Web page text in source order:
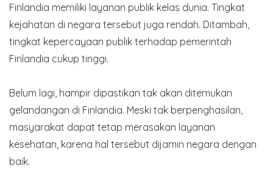
Finlandia memiliki layanan publik kelas dunia. Tingkat
kejahatan di negara tersebut juga rendah. Ditambah,
tingkat kepercayaan publik terhadap pemerintah
Finlandia cukup tinggi.
Belum lagi, hampir dipastikan tak akan ditemukan
gelandangan di Finlandia. Meski tak berpenghasilan,
masyarakat dapat tetap merasakan layanan
kesehatan, karena hal tersebut dijamin negara dengan
baik.